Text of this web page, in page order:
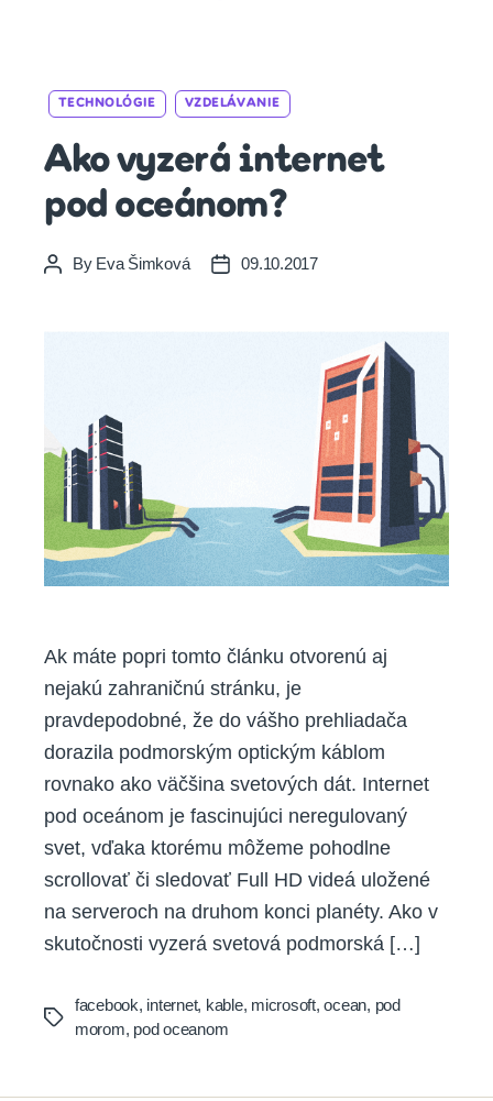
Categories
TECHNOLÓGIE VZDELÁVANIE
Ako vyzerá internet
pod oceánom?
PostBy Eva Šimková
Post09.10.2017
Ak máte popri tomto článku otvorenú aj
nejakú zahraničnú stránku, je
pravdepodobné, že do vášho prehliadača
dorazila podmorským optickým káblom
rovnako ako väčšina svetových dát. Internet
pod oceánom je fascinujúci neregulovaný
svet, vďaka ktorému môžeme pohodlne
scrollovať či sledovať Full HD videá uložené
na serveroch na druhom konci planéty. Ako v
skutočnosti vyzerá svetová podmorská […]
Tags
facebook, internet, kable, microsoft,ocean, pod
morom, pod oceanom